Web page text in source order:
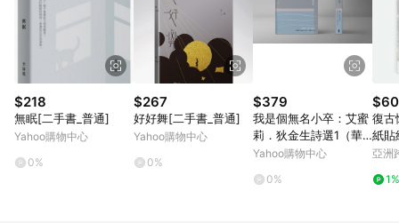
顏色、價位、贈品如與 Pinkoi 商品資訊頁及購物車不符，以
Pinkoi 購物商品資訊頁及購物車標示為準。 10. 點數紅包使用規
則請以點數紅包活動說明為準。 11. 若於 LINE 購物前往 Pinkoi
頁面後才首次下載 Pinkoi APP 並完成訂單，不符合導購資格；承
上，首次下載 Pinkoi APP 後，需透過 LINE 購物前往 Pinkoi 頁
面，方享導購資格。
$218
無眠[二手書_普通]
Yahoo購物中心
0%
$267
好好舞[二手書_普通]
Yahoo購物中心
0%
$379
我是個無名小卒：艾蜜
莉．狄金生詩選1（華
文世界最佳詮釋本．修
Yahoo購物中心
0%
復古
紙貼
亞洲
1%